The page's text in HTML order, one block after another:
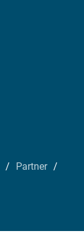
Partner